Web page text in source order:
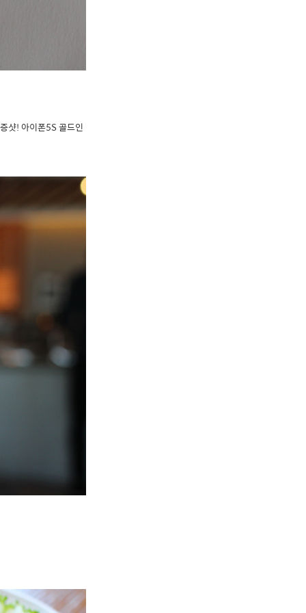
샷! 아이폰5S 골드인